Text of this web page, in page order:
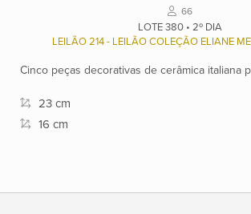
catálogo
Leilões
Moeda:
66
LOTE 380 • 2º DIA
Cinco peças decorativas de cerâmica italiana
23 cm
16 cm